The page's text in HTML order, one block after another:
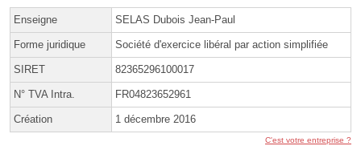
Enseigne SELAS Dubois Jean-Paul
Forme juridique Société d'exercice libéral par action simplifiée
SIRET 82365296100017
N° TVA Intra. FR04823652961
Création 1 décembre 2016
C'est votre entreprise ?